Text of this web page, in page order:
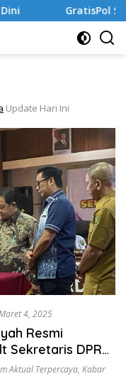
GratisPol
Update Hari Ini
4, 2025
Resmi
Sekretaris DPRD
Aktual Terpercaya, Kabar